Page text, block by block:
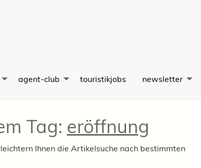
agent-club touristikjobs newsletter
Tag: eröffnung
Ihnen die Artikelsuche nach bestimmten